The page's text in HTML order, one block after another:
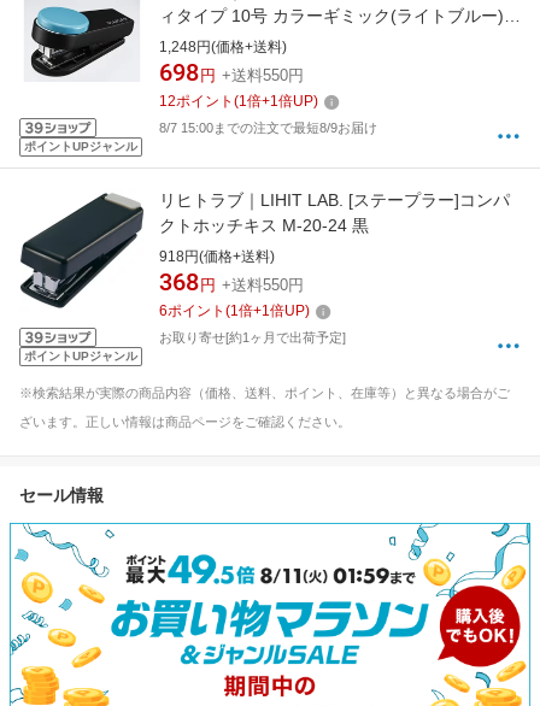
ポイントUPジャンル
ィタイプ 10号 カラーギミック(ライトブルー)
HD-10XS/LB
1,248円(価格+送料)
698 円 +送料550円
12ポイント (1倍+1倍UP)
8/7 15:00までの注文で最短8/9お届け
ポイントUPジャンル
リヒトラブ｜LIHIT LAB. [ステープラー]コンパ
クトホッチキス M-20-24 黒
918円(価格+送料)
368 円 +送料550円
6ポイント (1倍+1倍UP)
お取り寄せ[約1ヶ月で出荷予定]
※検索結果が実際の商品内容（価格、送料、ポイント、在庫等）と異なる場合がご
ざいます。正しい情報は商品ページをご確認ください。
セール情報